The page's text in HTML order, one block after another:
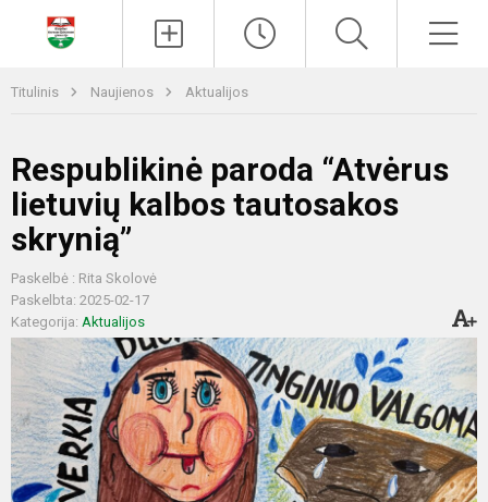
Titulinis Naujienos Aktualijos
Respublikinė paroda “Atvėrus
lietuvių kalbos tautosakos
skrynią”
Paskelbė : Rita Skolovė
Paskelbta: 2025-02-17
Kategorija: Aktualijos